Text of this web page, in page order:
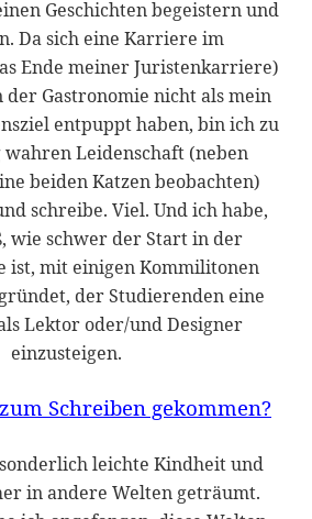
Geschichten begeistern und
Da sich eine Karriere im
Ende meiner Juristenkarriere)
Gastronomie nicht als mein
entpuppt haben, bin ich zu
Leidenschaft (neben
beiden Katzen beobachten)
schreibe. Viel. Und ich habe,
wie schwer der Start in der
ist, mit einigen Kommilitonen
der Studierenden eine
Lektor oder/und Designer
einzusteigen.
Schreiben gekommen?
leichte Kindheit und
in andere Welten geträumt.